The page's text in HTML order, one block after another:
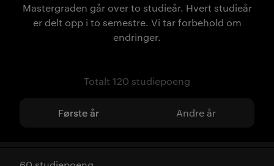
Mastergraden går over to studieår. Hvert studieår
er delt opp i to semestre. Vi tar forbehold om
endringer.
Første år Andre år
Totalt 120 studiepoeng